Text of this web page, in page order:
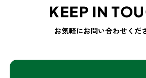
KEEP IN
お気軽にお問い合わせくだ